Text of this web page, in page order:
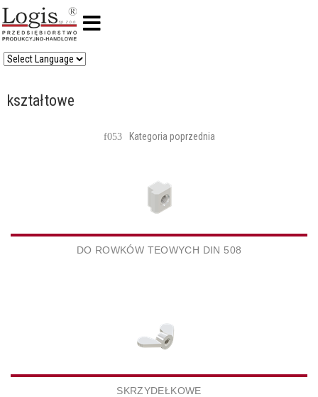
kształtowe
DO ROWKÓW TEOWYCH DIN 508
SKRZYDEŁKOWE